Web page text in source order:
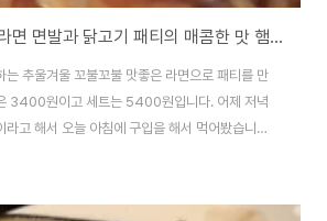
롯데리아 라면버거, 라면 면발과 닭고기 패티의 매콤한 맛 햄버거 시식기
추울겨울 꼬불꼬불 맛좋은 라면으로 패티를 만
3400원이고 세트는 5400원입니다. 어제 저녁
고 해서 오늘 아침에 구입을 해서 먹어봤습니다.
높고, 포화지방도 높은데, 조금 매콤한 맛에 닭고
이가 아니라, 비닐로 해놓았더군요. 쉽게 설명해서